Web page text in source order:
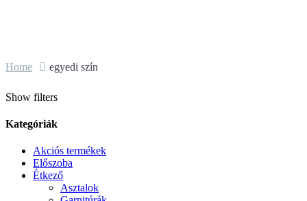
Home egyedi szín
Show filters
Kategóriák
Akciós termékek
Előszoba
Étkező
Asztalok